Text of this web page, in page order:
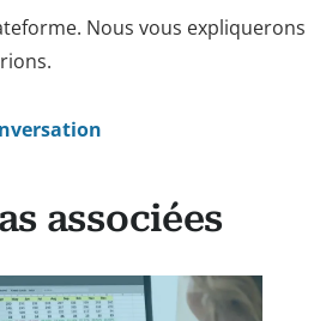
Nous vous expliquerons
associées